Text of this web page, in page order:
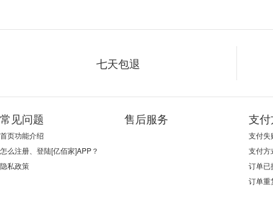
七天包退
常见问题
首页功能介绍
怎么注册、登陆[亿佰家]APP？
隐私政策
售后服务 支
支付失
支付方
订单已
订单重